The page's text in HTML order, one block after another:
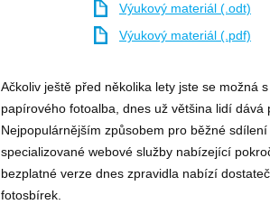
Výukový materiál (.odt)
Výukový materiál (.pdf)
Ačkoliv ještě před několika lety jste se možná
papírového fotoalba, dnes už většina lidí
Nejpopulárnějším způsobem pro běžné
specializované webové služby nabízející
bezplatné verze dnes zpravidla nabízí
fotosbírek.